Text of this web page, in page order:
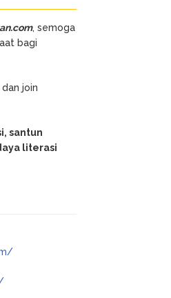
, semoga
bagi
join
santun
literasi